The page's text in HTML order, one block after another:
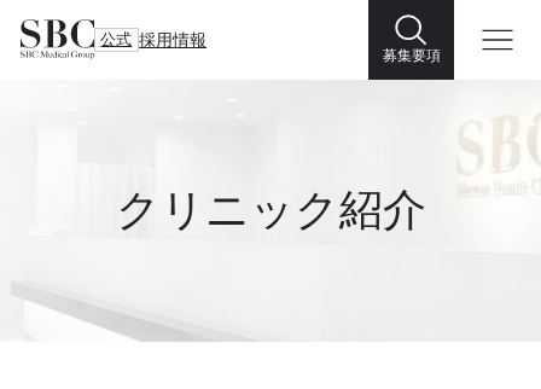
公式 採用情報
募集要項
クリニック紹介